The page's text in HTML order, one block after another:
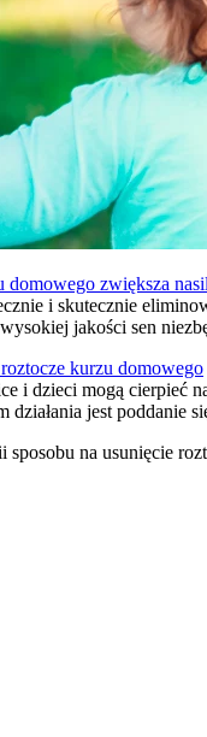
domowego zwiększa
i skutecznie
jakości sen
kurzu domowego
i dzieci mogą cierpieć
jest
sposobu na usunięcie